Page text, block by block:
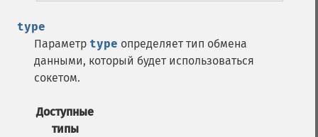
type
Параметр type определяет тип обмена
данными, который будет использоваться
сокетом.
Доступные
типы